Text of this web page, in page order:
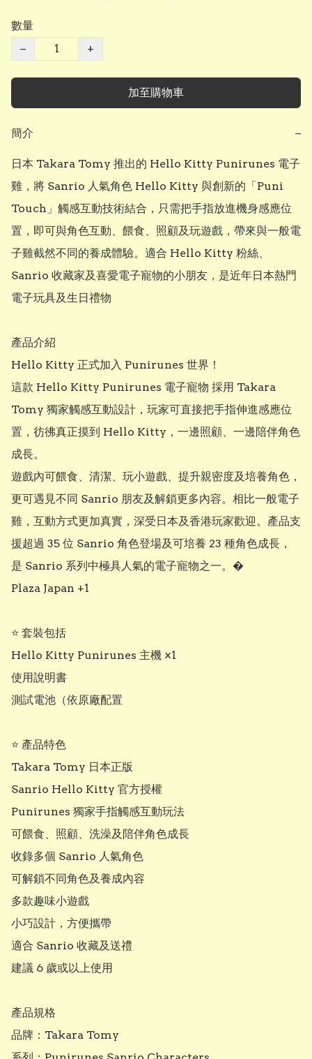
數量
−
+
加至購物車
簡介 −
日本 Takara Tomy 推出的 Hello Kitty Punirunes 電子
雞，將 Sanrio 人氣角色 Hello Kitty 與創新的「Puni
Touch」觸感互動技術結合，只需把手指放進機身感應位
置，即可與角色互動、餵食、照顧及玩遊戲，帶來與一般電
子雞截然不同的養成體驗。適合 Hello Kitty 粉絲、
Sanrio 收藏家及喜愛電子寵物的小朋友，是近年日本熱門
電子玩具及生日禮物
產品介紹
Hello Kitty 正式加入 Punirunes 世界！
這款 Hello Kitty Punirunes 電子寵物 採用 Takara
Tomy 獨家觸感互動設計，玩家可直接把手指伸進感應位
置，彷彿真正摸到 Hello Kitty，一邊照顧、一邊陪伴角色
成長。
遊戲內可餵食、清潔、玩小遊戲、提升親密度及培養角色，
更可遇見不同 Sanrio 朋友及解鎖更多內容。相比一般電子
雞，互動方式更加真實，深受日本及香港玩家歡迎。產品支
援超過 35 位 Sanrio 角色登場及可培養 23 種角色成長，
是 Sanrio 系列中極具人氣的電子寵物之一。�
Plaza Japan +1
⭐ 套裝包括
Hello Kitty Punirunes 主機 ×1
使用說明書
測試電池（依原廠配置
⭐ 產品特色
Takara Tomy 日本正版
Sanrio Hello Kitty 官方授權
Punirunes 獨家手指觸感互動玩法
可餵食、照顧、洗澡及陪伴角色成長
收錄多個 Sanrio 人氣角色
可解鎖不同角色及養成內容
多款趣味小遊戲
小巧設計，方便攜帶
適合 Sanrio 收藏及送禮
建議 6 歲或以上使用
產品規格
品牌：Takara Tomy